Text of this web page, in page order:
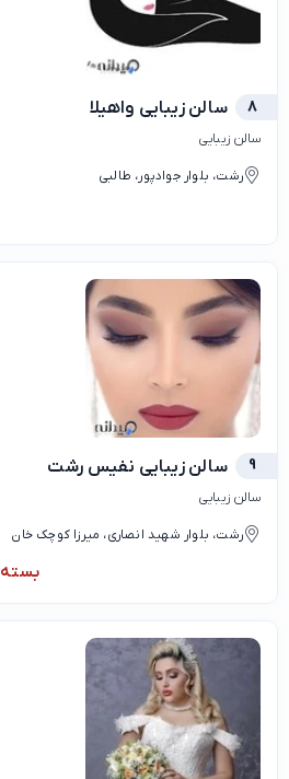
8 سالن زیبایی واهیلا
سالن زیبایی
رشت، بلوار جوادپور، طالبی
9 سالن زیبایی نفیس رشت
سالن زیبایی
رشت، بلوار شهید انصاری، میرزا کوچک خان
بسته